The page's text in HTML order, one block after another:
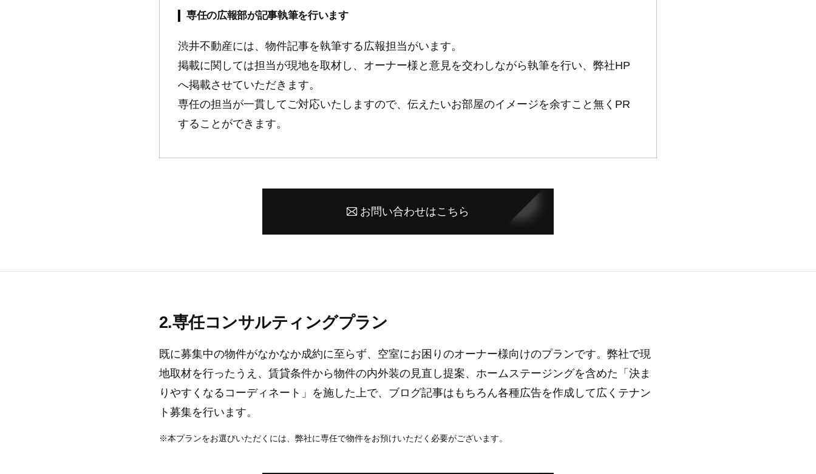
専任の広報部が記事執筆を行います
渋井不動産には、物件記事を執筆する広報担当がいます。
掲載に関しては担当が現地を取材し、オーナー様と意見を交わしながら執筆を行い、弊社HP
へ掲載させていただきます。
専任の担当が一貫してご対応いたしますので、伝えたいお部屋のイメージを余すこと無くPR
することができます。
お問い合わせはこちら
専任コンサルティングプラン
既に募集中の物件がなかなか成約に至らず、空室にお困りのオーナー様向けのプランです。弊社で現
地取材を行ったうえ、賃貸条件から物件の内外装の見直し提案、ホームステージングを含めた「決ま
りやすくなるコーディネート」を施した上で、ブログ記事はもちろん各種広告を作成して広くテナン
ト募集を行います。
※本プランをお選びいただくには、弊社に専任で物件をお預けいただく必要がございます。